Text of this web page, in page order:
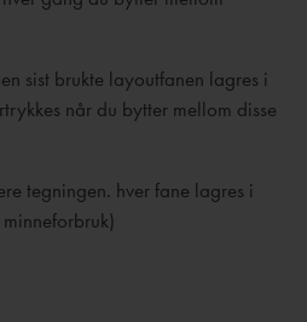
sist brukte layoutfanen lagres i
når du bytter mellom disse
tegningen. hver fane lagres i